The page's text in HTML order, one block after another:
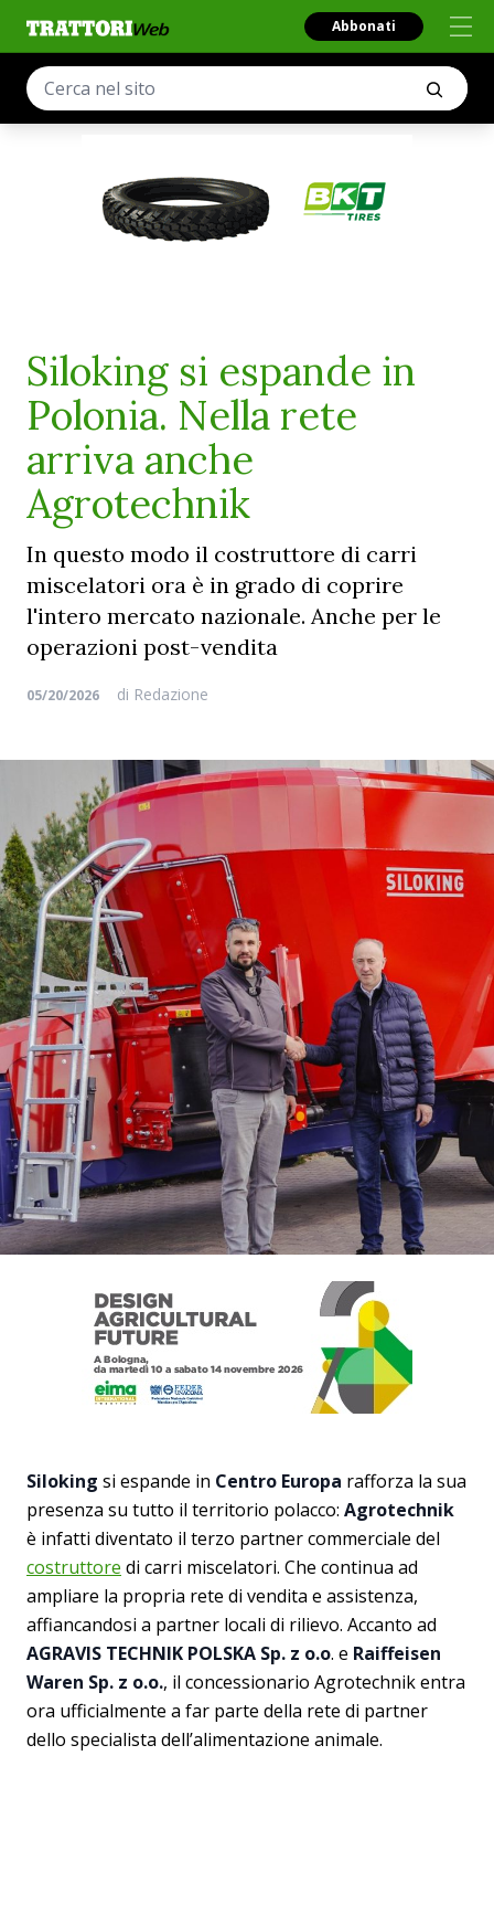
Abbonati
Siloking si espande in
Polonia. Nella rete
arriva anche
Agrotechnik
In questo modo il costruttore di carri
miscelatori ora è in grado di coprire
l'intero mercato nazionale. Anche per le
operazioni post-vendita
05/20/2026 di Redazione
Siloking si espande in Centro Europa rafforza la sua
presenza su tutto il territorio polacco: Agrotechnik
è infatti diventato il terzo partner commerciale del
costruttore di carri miscelatori. Che continua ad
ampliare la propria rete di vendita e assistenza,
affiancandosi a partner locali di rilievo. Accanto ad
AGRAVIS TECHNIK POLSKA Sp. z o.o. e Raiffeisen
Waren Sp. z o.o., il concessionario Agrotechnik entra
ora ufficialmente a far parte della rete di partner
dello specialista dell’alimentazione animale.